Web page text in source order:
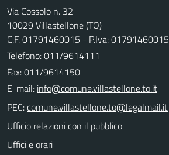
Via Cossolo n. 32
10029 Villastellone (TO)
C.F. 01791460015 - P.Iva: 01791460015
Telefono:011/9614111
Fax: 011/9614150
E-mail:
PEC:
Ufficio relazioni con il pubblico
Uffici e orari